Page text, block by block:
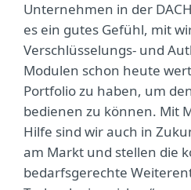
Unternehmen in der
es ein gutes Gefühl, mit
Verschlüsselungs- und
Modulen schon heute
Portfolio zu haben, um
bedienen zu können. Mit
Hilfe sind wir auch in
am Markt und stellen die
bedarfsgerechte